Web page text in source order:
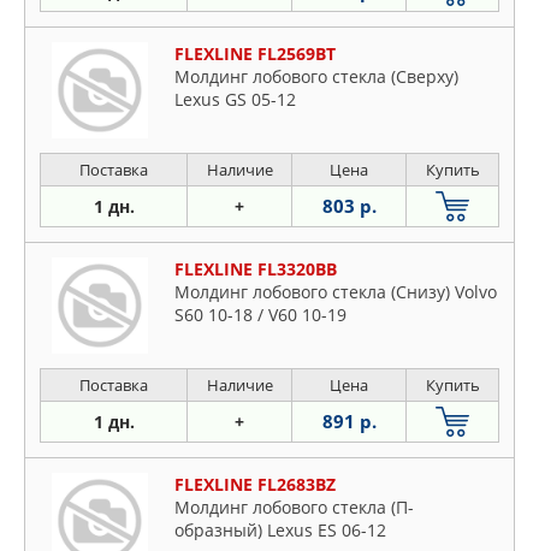
FLEXLINE FL2569BT
Молдинг лобового стекла (Сверху)
Lexus GS 05-12
Поставка Наличие Цена Купить
1 дн. + 803 р.
FLEXLINE FL3320BB
Молдинг лобового стекла (Снизу) Volvo
S60 10-18 / V60 10-19
Поставка Наличие Цена Купить
1 дн. + 891 р.
FLEXLINE FL2683BZ
Молдинг лобового стекла (П-
образный) Lexus ES 06-12